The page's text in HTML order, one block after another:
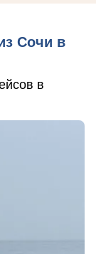
Сочи в
в